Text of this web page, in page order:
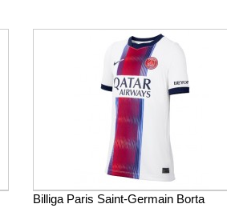
Billiga Paris Saint-Germain Borta